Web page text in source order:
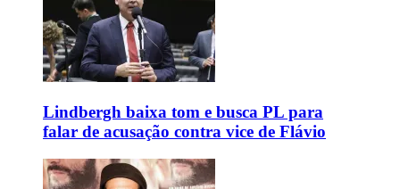
Lindbergh baixa tom e busca PL para
falar de acusação contra vice de Flávio